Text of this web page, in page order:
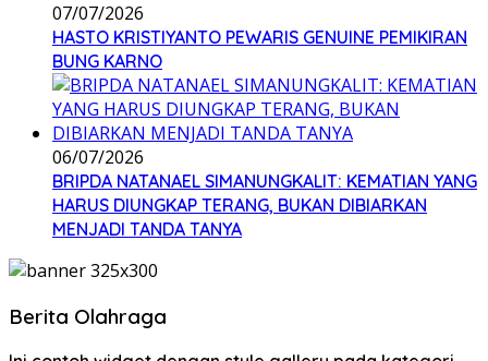
07/07/2026
HASTO KRISTIYANTO PEWARIS GENUINE PEMIKIRAN
BUNG KARNO
06/07/2026
BRIPDA NATANAEL SIMANUNGKALIT: KEMATIAN YANG
HARUS DIUNGKAP TERANG, BUKAN DIBIARKAN
MENJADI TANDA TANYA
Berita Olahraga